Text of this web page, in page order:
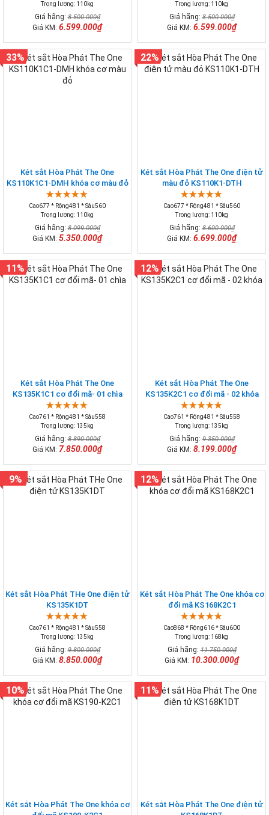
Trọng lượng: 110kg
Giá hãng:8.500.000₫
Giá KM: 6.599.000₫
Trọng lượng: 110kg
Giá hãng:8.500.000₫
Giá KM: 6.599.000₫
Két sắt Hòa Phát The One
KS110K1C1-DMH khóa cơ màu đỏ
Cao677 * Rộng481 * Sâu560
Trọng lượng: 110kg
Giá hãng:8.099.000₫
Giá KM: 5.350.000₫
33%
Két sắt Hòa Phát The One điện tử
màu đỏ KS110K1-DTH
Cao677 * Rộng481 * Sâu560
Trọng lượng: 110kg
Giá hãng:8.600.000₫
Giá KM: 6.699.000₫
22%
Két sắt Hòa Phát The One
KS135K1C1 cơ đổi mã- 01 chìa
Cao761 * Rộng481 * Sâu558
Trọng lượng: 135kg
Giá hãng:8.890.000₫
Giá KM: 7.850.000₫
11%
Két sắt Hòa Phát The One
KS135K2C1 cơ đổi mã - 02 khóa
Cao761 * Rộng481 * Sâu558
Trọng lượng: 135kg
Giá hãng:9.350.000₫
Giá KM: 8.199.000₫
12%
Két sắt Hòa Phát THe One điện tử
KS135K1DT
Cao761 * Rộng481 * Sâu558
Trọng lượng: 135kg
Giá hãng:9.800.000₫
Giá KM: 8.850.000₫
9%
Két sắt Hòa Phát The One khóa cơ
đổi mã KS168K2C1
Cao868 * Rộng616 * Sâu600
Trọng lượng: 168kg
Giá hãng:11.750.000₫
Giá KM: 10.300.000₫
12%
Két sắt Hòa Phát The One khóa cơ
10%
Két sắt Hòa Phát The One điện tử
11%